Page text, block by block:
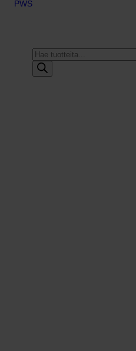
Products
search